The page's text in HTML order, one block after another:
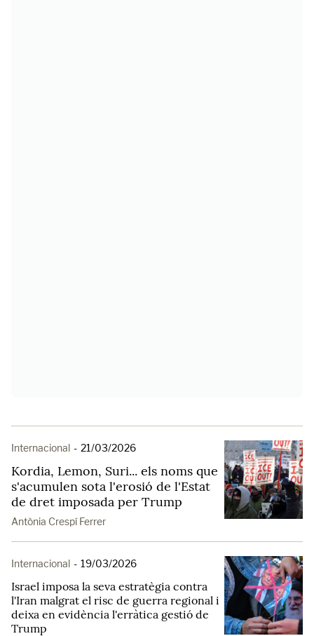
Internacional - 21/03/2026
Kordia, Lemon, Suri... els noms que
s'acumulen sota l'erosió de l'Estat
de dret imposada per Trump
Antònia Crespí Ferrer
Internacional - 19/03/2026
Israel imposa la seva estratègia contra
l'Iran malgrat el risc de guerra regional i
deixa en evidència l'erràtica gestió de
Trump